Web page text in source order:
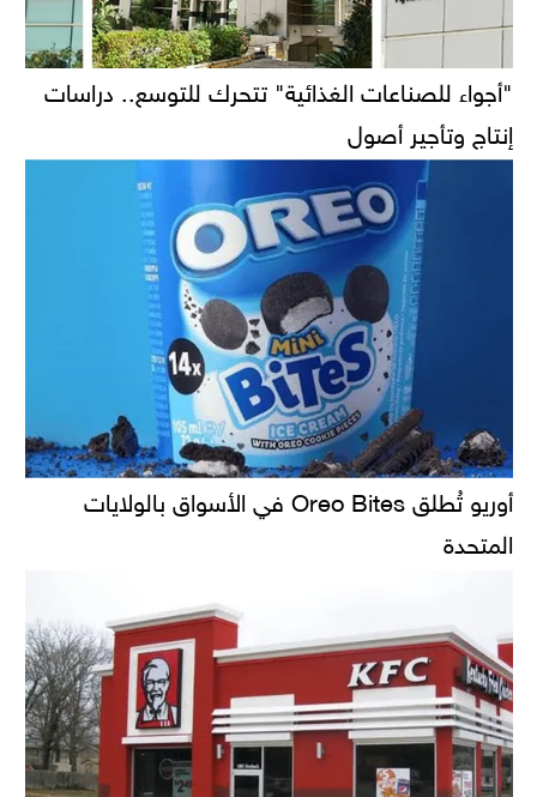
"أجواء للصناعات الغذائية" تتحرك للتوسع.. دراسات
إنتاج وتأجير أصول
أوريو تُطلق Oreo Bites في الأسواق بالولايات
المتحدة